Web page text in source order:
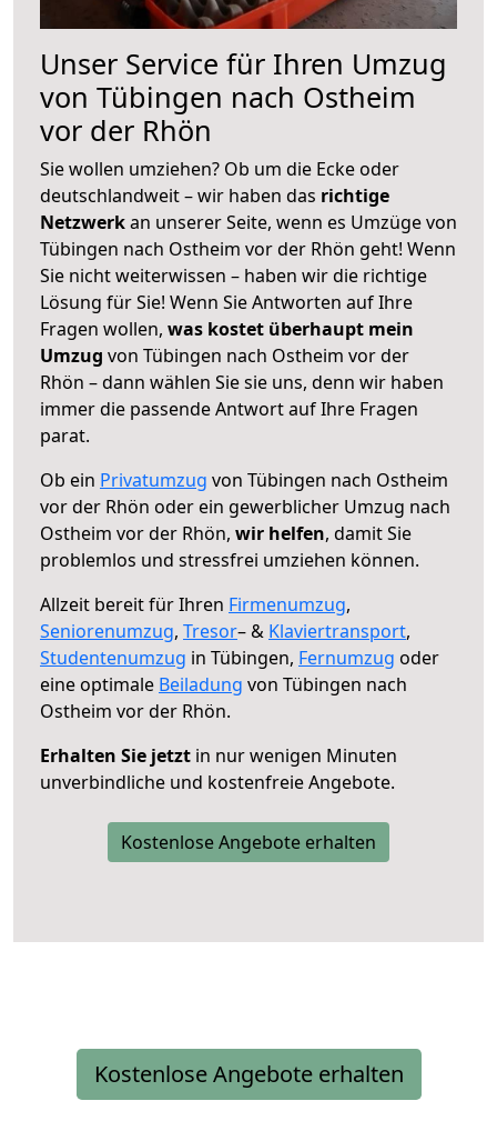
Unser Service für Ihren Umzug
von Tübingen nach Ostheim
vor der Rhön
Sie wollen umziehen? Ob um die Ecke oder
deutschlandweit – wir haben das richtige
Netzwerkan unserer Seite, wenn es Umzüge von
Tübingen nach Ostheim vor der Rhön geht! Wenn
Sie nicht weiterwissen – haben wir die richtige
Lösung für Sie! Wenn Sie Antworten auf Ihre
Fragen wollen, was kostet überhaupt mein
Umzug von Tübingen nach Ostheim vor der
Rhön – dann wählen Sie sie uns, denn wir haben
immer die passende Antwort auf Ihre Fragen
parat.
Ob ein Privatumzug von Tübingen nach Ostheim
vor der Rhön oder ein gewerblicher Umzug nach
Ostheim vor der Rhön, wir helfen, damit Sie
problemlos und stressfrei umziehen können.
Allzeit bereit für Ihren Firmenumzug,
Seniorenumzug, Tresor– & Klaviertransport,
Studentenumzug in Tübingen, Fernumzug oder
eine optimale Beiladung von Tübingen nach
Ostheim vor der Rhön.
Erhalten Sie jetzt in nur wenigen Minuten
unverbindliche und kostenfreie Angebote.
Kostenlose Angebote erhalten
Kostenlose Angebote erhalten